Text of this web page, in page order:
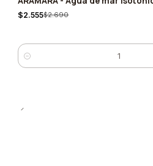
$2.555$2.690
Cantidad